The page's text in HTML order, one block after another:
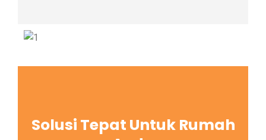
Solusi Tepat Untuk Rumah